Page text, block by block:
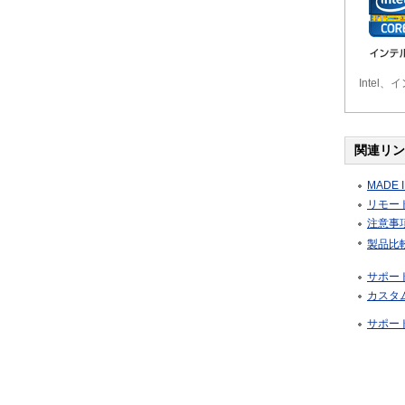
Intel、
関連リ
MADE
リモー
注意事
製品比
サポー
カスタ
サポー